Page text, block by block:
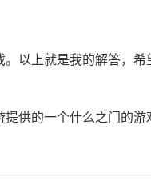
以上就是我的解答，希
供的一个什么之门的游